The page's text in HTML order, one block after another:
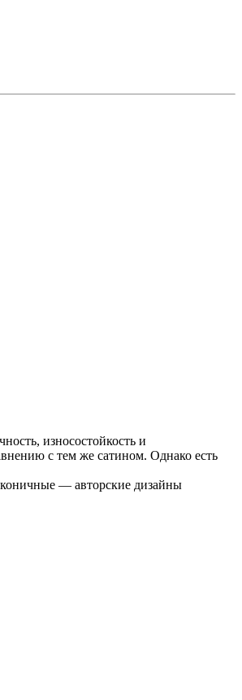
износостойкость и
с тем же сатином. Однако есть
— авторские дизайны